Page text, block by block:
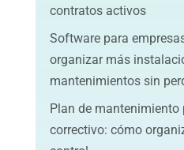
contratos activos
Software para
organizar más
mantenimientos sin
Plan de mantenimiento
correctivo: cómo